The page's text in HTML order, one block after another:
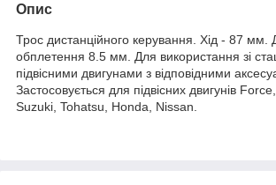
Опис
Трос дистанційного керування. Хід - 87 мм.
обплетення 8.5 мм. Для використання зі
підвісними двигунами з відповідними
Застосовується для підвісних двигунів
Suzuki, Tohatsu, Honda, Nissan.